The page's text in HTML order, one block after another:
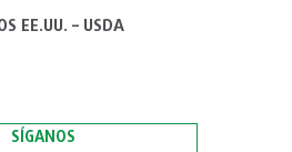
EE.UU. – USDA
SÍGANOS